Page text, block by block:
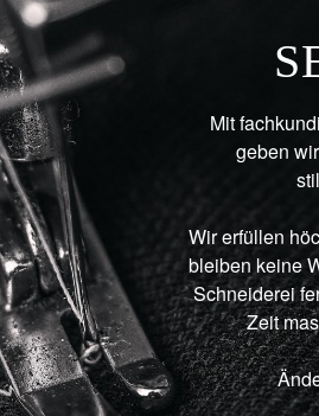
Mit
geben
Wir erfüllen
bleiben keine
Schneiderei
Zeit